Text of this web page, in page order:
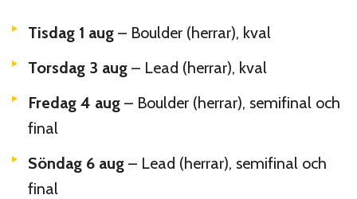
Tisdag 1 aug – Boulder (herrar), kval
Torsdag 3 aug – Lead (herrar), kval
Fredag 4 aug – Boulder (herrar), semifinal och
final
Söndag 6 aug – Lead (herrar), semifinal och
final